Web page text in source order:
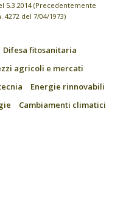
5.3.2014 (Precedentemente
del 7/04/1973)
Difesa fitosanitaria
agricoli e mercati
Energie rinnovabili
Cambiamenti climatici